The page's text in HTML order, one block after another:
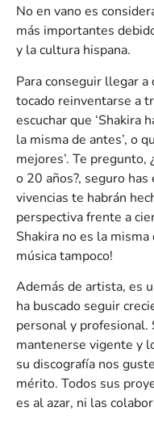
No en vano es
más importantes
y la cultura hispana.
Para conseguir llegar
tocado reinventarse a
escuchar que ‘Shakira
la misma de antes’, o
mejores’. Te
o 20 años?, seguro
vivencias te habrán
perspectiva frente a
Shakira no es la misma
música tampoco!
Además de artista, es
ha buscado seguir
personal y profesional.
mantenerse vigente y
su discografía nos
mérito. Todos sus
es al azar, ni las